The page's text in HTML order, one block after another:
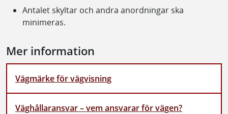
Antalet skyltar och andra anordningar ska
minimeras.
Mer information
Vägmärke för vägvisning
Väghållaransvar – vem ansvarar för vägen?